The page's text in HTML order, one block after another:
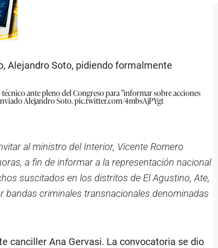
Alejandro Soto, pidiendo formalmente
ante pleno del Congreso para "informar sobre acciones
Alejandro Soto.pic.twitter.com/4mbsAjPYgt
al ministro del Interior, Vicente Romero
a fin de informar a la representación nacional
suscitados en los distritos de El Agustino, Ate,
bandas criminales transnacionales denominadas
canciller Ana Gervasi. La convocatoria se dio